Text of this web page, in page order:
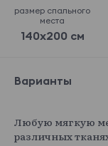
размер спального
места
140x200 см
Варианты
Любую мягкую
различных